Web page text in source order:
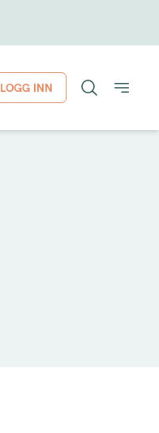
LOGG INN